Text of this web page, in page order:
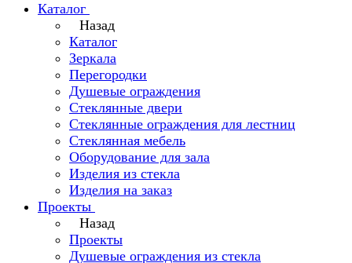
Каталог
Назад
Каталог
Зеркала
Перегородки
Душевые ограждения
Стеклянные двери
Стеклянные ограждения для лестниц
Стеклянная мебель
Оборудование для зала
Изделия из стекла
Изделия на заказ
Проекты
Назад
Проекты
Душевые ограждения из стекла